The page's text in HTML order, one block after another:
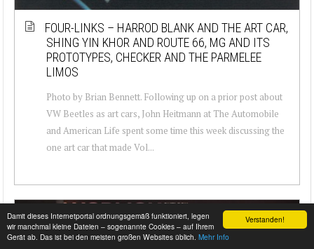
Verstanden!
Damit dieses Internetportal ordnungsgemäß funktioniert, legen
wir manchmal kleine Dateien – sogenannte Cookies – auf Ihrem
Gerät ab. Das ist bei den meisten großen Websites üblich. Mehr Info
FOUR-LINKS – HARROD BLANK AND THE ART CAR,
SHING YIN KHOR AND ROUTE 66, MG AND ITS
PROTOTYPES, CHECKER AND THE PARMELEE
LIMOS
Photo by Brian Bennett. Following up on a prior post about
VW Beetles as art cars, John Heitmann at The Automobile
and American Life spent some time this week discussing the
one art car that made Vol...